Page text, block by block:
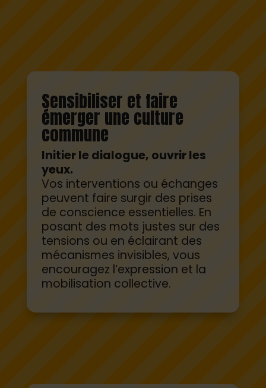
Sensibiliser et faire
émerger une culture
commune
Initier le dialogue, ouvrir les
yeux.
Vos interventions ou échanges
peuvent faire surgir des prises
de conscience essentielles. En
posant des mots justes sur des
tensions ou en éclairant des
mécanismes invisibles, vous
encouragez l’expression et la
mobilisation collective.